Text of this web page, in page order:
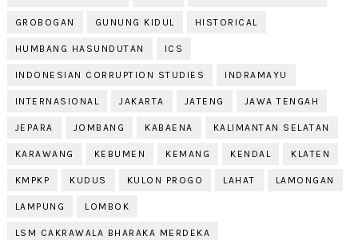
GROBOGAN GUNUNG KIDUL HISTORICAL
HUMBANG HASUNDUTAN ICS
INDONESIAN CORRUPTION STUDIES INDRAMAYU
INTERNASIONAL JAKARTA JATENG JAWA TENGAH
JEPARA JOMBANG KABAENA KALIMANTAN SELATAN
KARAWANG KEBUMEN KEMANG KENDAL KLATEN
KMPKP KUDUS KULON PROGO LAHAT LAMONGAN
LAMPUNG LOMBOK
LSM CAKRAWALA BHARAKA MERDEKA